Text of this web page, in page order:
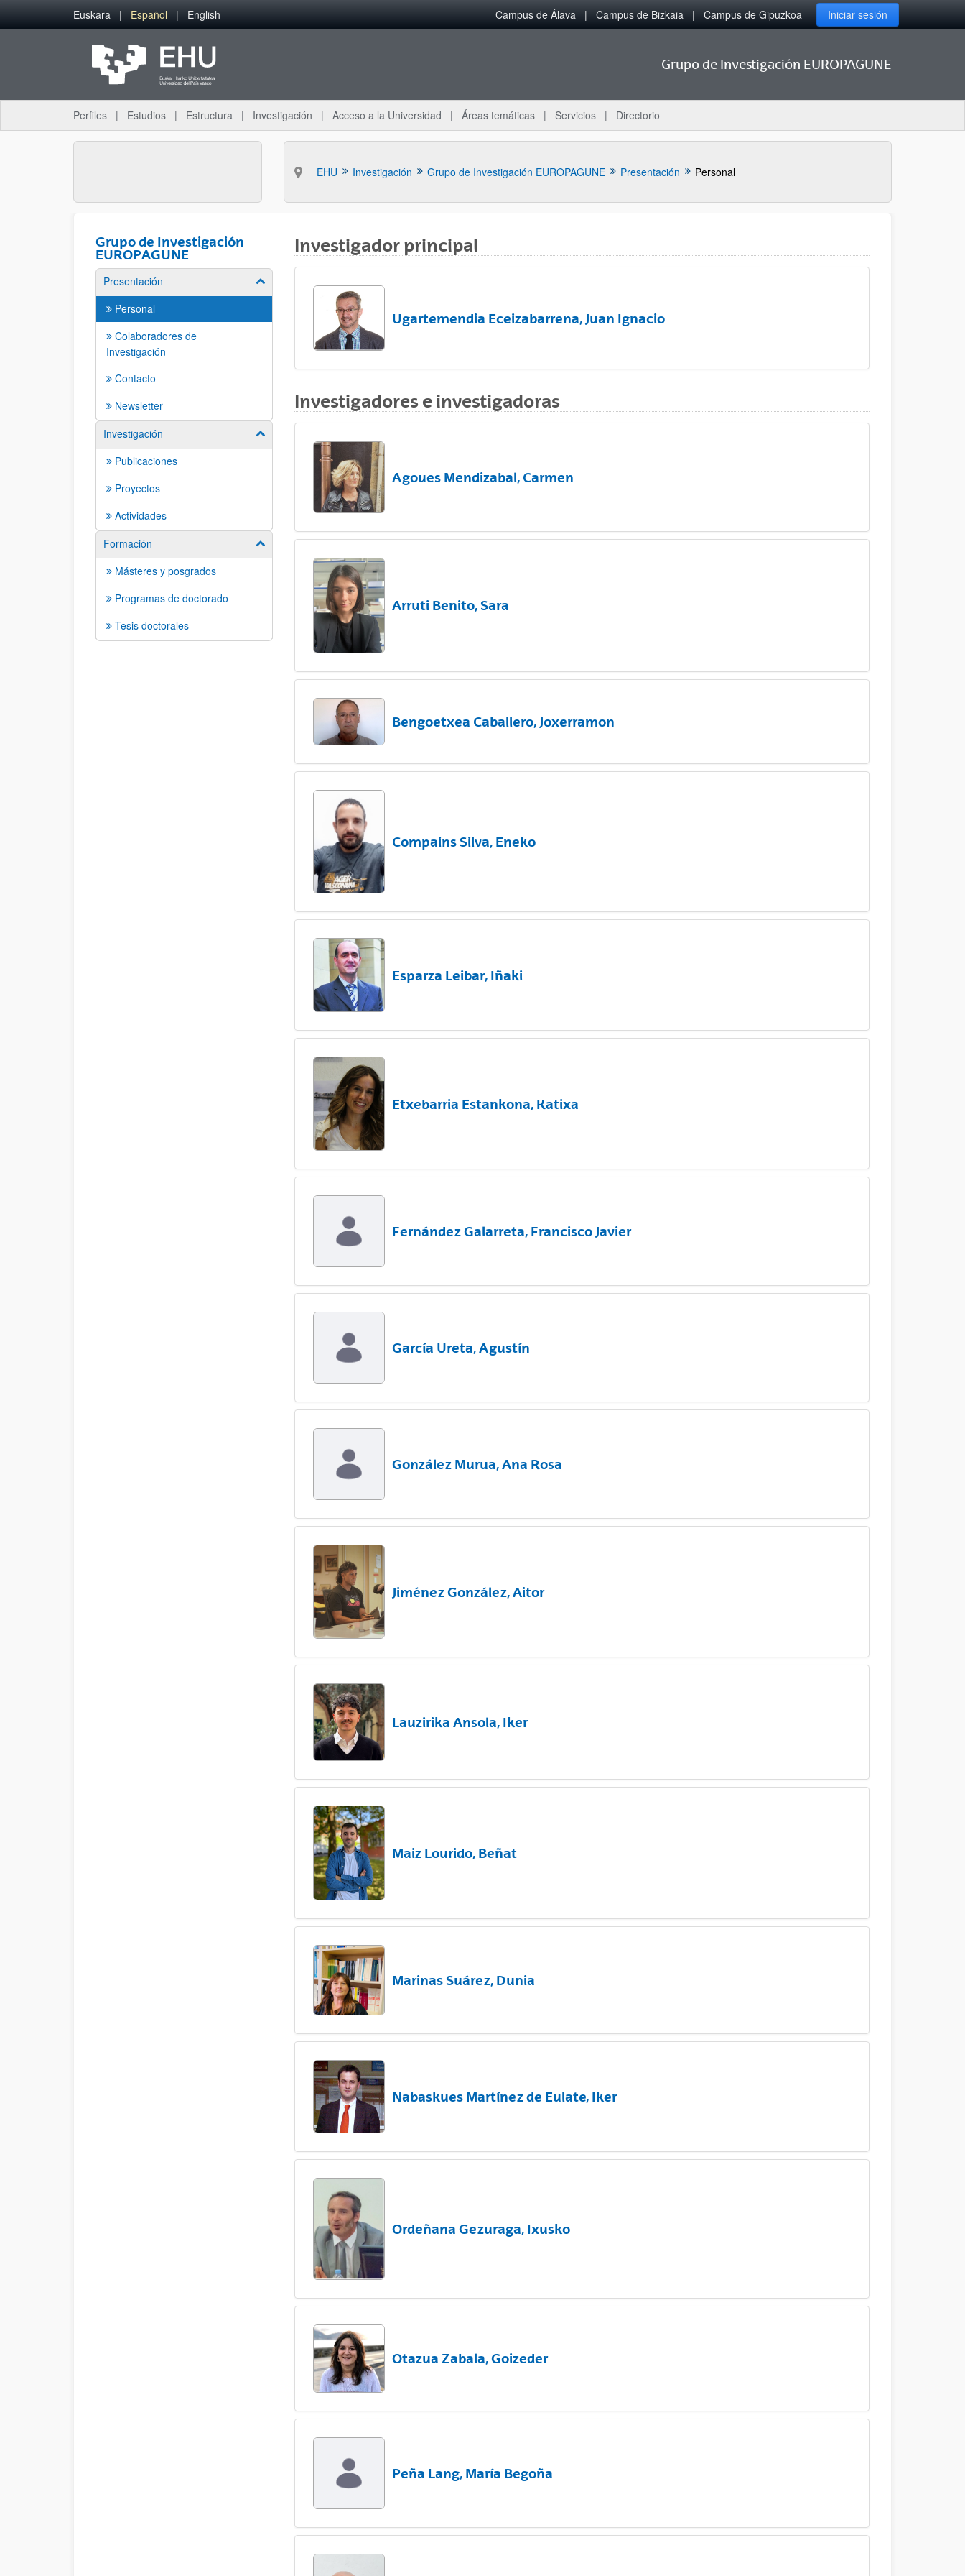
Saltar al contenido principal
Euskara Español English Campus de Álava Campus de Bizkaia Campus de Gipuzkoa Iniciar sesión
Grupo de Investigación EUROPAGUNE
Perfiles Estudios Estructura Investigación Acceso a la Universidad Áreas temáticas Servicios Directorio
EHU Investigación Grupo de Investigación EUROPAGUNE Presentación Personal
Grupo de Investigación
EUROPAGUNE
Presentación Mostrar/ocultar subpáginas
Personal
Colaboradores de
Investigación
Contacto
Newsletter
Investigación
Mostrar/ocultar subpáginas
Publicaciones
Proyectos
Actividades
Formación
Mostrar/ocultar subpáginas
Másteres y posgrados
Programas de doctorado
Tesis doctorales
Investigador principal
Ugartemendia Eceizabarrena, Juan Ignacio
Investigadores e investigadoras
Agoues Mendizabal, Carmen
Arruti Benito, Sara
Bengoetxea Caballero, Joxerramon
Compains Silva, Eneko
Esparza Leibar, Iñaki
Etxebarria Estankona, Katixa
Fernández Galarreta, Francisco Javier
García Ureta, Agustín
González Murua, Ana Rosa
Jiménez González, Aitor
Lauzirika Ansola, Iker
Maiz Lourido, Beñat
Marinas Suárez, Dunia
Nabaskues Martínez de Eulate, Iker
Ordeñana Gezuraga, Ixusko
Otazua Zabala, Goizeder
Peña Lang, María Begoña